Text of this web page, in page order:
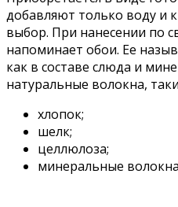
добавляют только воду и
выбор. При нанесении по
напоминает обои. Ее
как в составе слюда и
натуральные волокна,
хлопок;
шелк;
целлюлоза;
минеральные